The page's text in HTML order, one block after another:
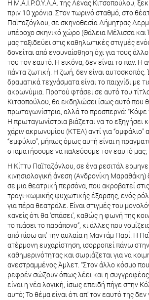
Η Μ.Α.Ι.Ρ.Ο.Υ.Λ.Α. της Λένας Κιτσοπούλου,
πριν 10 χρόνια. Στον τωρινό σταθμό, στο
Παϊταζόγλου, σε σκηνοθεσία Δήμητρας
υπέροχο σκηνικό χώρο (Θάλεια Μέλισσα
μας ταξιδεύει στις καθηλωτικές στιγμές
δονείται από ενσυναίσθηση όχι για τους
του τον εαυτό. Η εικόνα, δεν είναι το παν. Η
πάντα ζωτική. Η ζωή, δεν είναι αυτοσκοπός.
δραματικά τεχνάσματα είναι το παιχνίδι με
ακρωνύμια. Προτού φτάσει σε αυτό του
Κιτσοπούλου, θα εκδηλώσει ίσως αυτό που
πρωταγωνίστρια, αλλά το προσπερνά: “Κόψε
Η πρωταγωνίστρια βιάζεται να το εξηγήσει
χάριν ακρωνυμίου (ΚΤΕΛ) αντί για “ομφάλιο”
“εμφύλιο”, μήπως όμως αυτή είναι η
σταματήσουμε να παλεύουμε τον εαυτό μας;
Η Κίττυ Παϊταζόγλου, σε ένα ρεσιτάλ
κινησιολογική άνεση (Ανδρονίκη Μαραθάκη)
σε μια θεατρική περσόνα, που ακροβατεί
τραγι-κωμικής ψυχωτικής έξαρσης, ενός
για πέρα θεατράλε. Είναι στιγμές του
κανείς ότι θα 'σπάσει', καθώς η φωνή της
το πιάσει το παράπονο”, κι άλλες που
από πίσω απ' την αυλαία η Μαντάμ Παρί. Η
ατέρμονη ευχαρίστηση, ισορροπεί πάνω
καθημερινότητας και σωριάζεται για να
ανεστραμμένος Άμλετ. “Στον άλλο κόσμο που
ρεφρέν σώζουν όπως λέει και η
είναι η νέα λογική, ίσως επειδή πήγε στην
αυτό; Το θέμα είναι ότι απ' τον εαυτό της